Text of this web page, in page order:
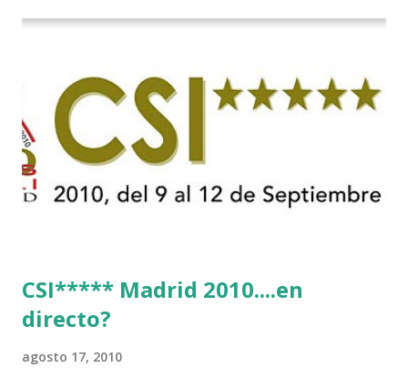
CSI***** Madrid 2010....en
directo?
agosto 17, 2010